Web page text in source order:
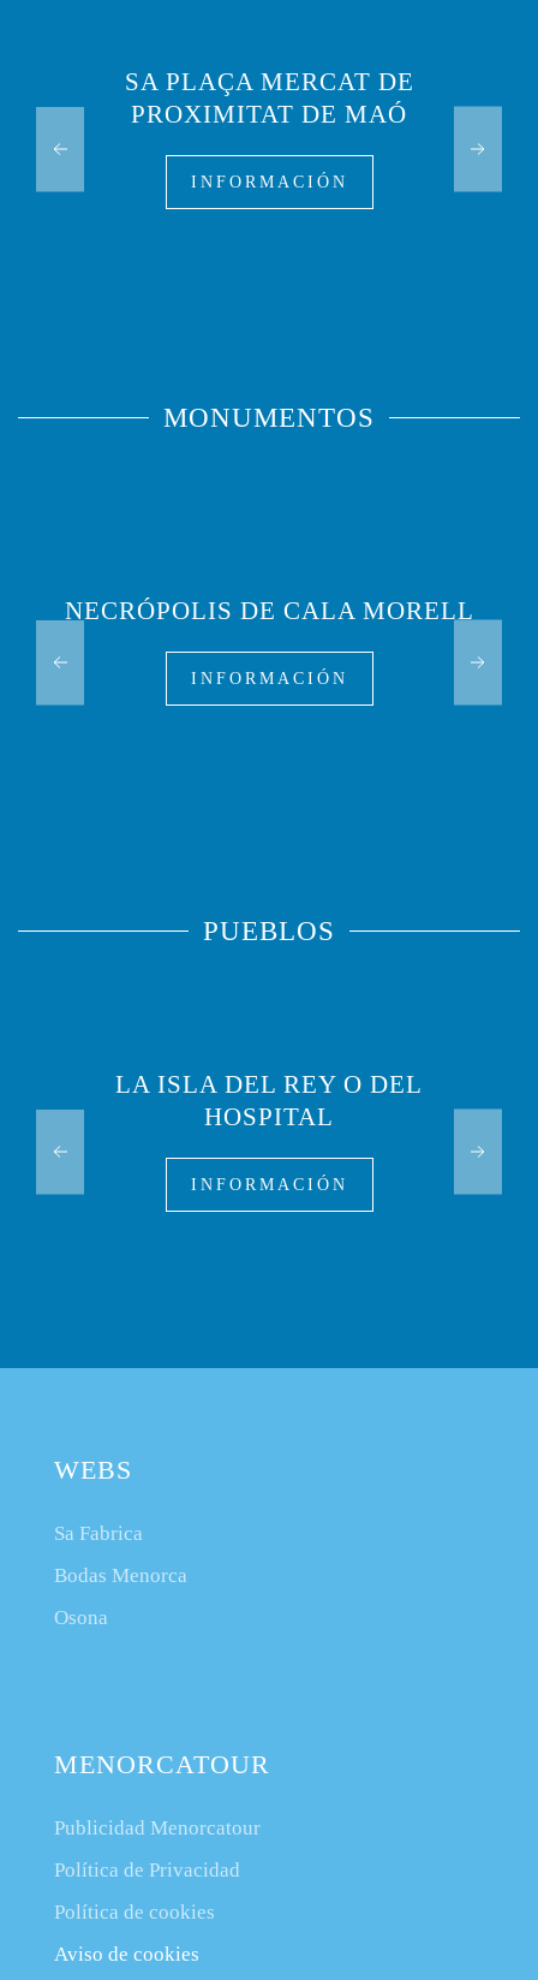
SA PLAÇA MERCAT DE
PROXIMITAT DE MAÓ
INFORMACIÓN
MONUMENTOS
NECRÓPOLIS DE CALA MORELL
INFORMACIÓN
PUEBLOS
LA ISLA DEL REY O DEL
HOSPITAL
INFORMACIÓN
WEBS
Sa Fabrica
Bodas Menorca
Osona
MENORCATOUR
Publicidad Menorcatour
Política de Privacidad
Política de cookies
Aviso de cookies